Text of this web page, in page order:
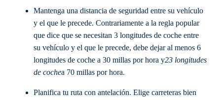
Mantenga una distancia de seguridad entre su vehículo
y el que le precede. Contrariamente a la regla popular
que dice que se necesitan 3 longitudes de coche entre
su vehículo y el que le precede, debe dejar al menos 6
longitudes de coche a 30 millas por hora y23 longitudes
de cochea 70 millas por hora.
Planifica tu ruta con antelación. Elige carreteras bien